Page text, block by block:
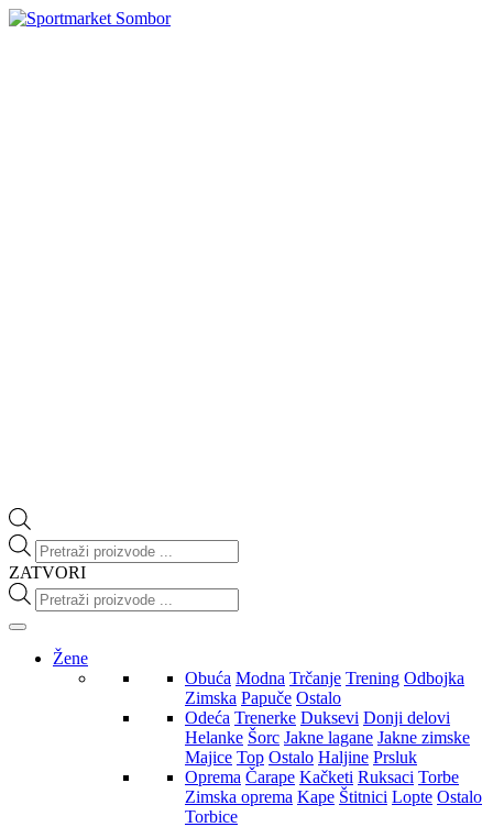
Products
search
ZATVORI
Products
search
Žene
Obuća Modna Trčanje Trening Odbojka
Zimska Papuče Ostalo
Odeća Trenerke Duksevi Donji delovi
Helanke Šorc Jakne lagane Jakne zimske
Majice Top Ostalo Haljine Prsluk
Oprema Čarape Kačketi Ruksaci Torbe
Zimska oprema Kape Štitnici Lopte Ostalo
Torbice